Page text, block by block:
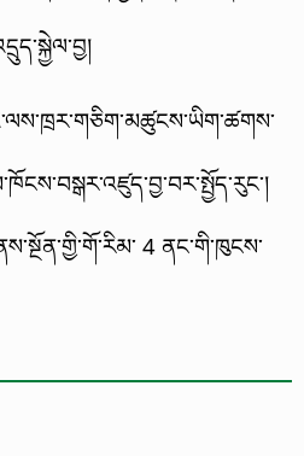
4 ནང་གི་ཁུངས་